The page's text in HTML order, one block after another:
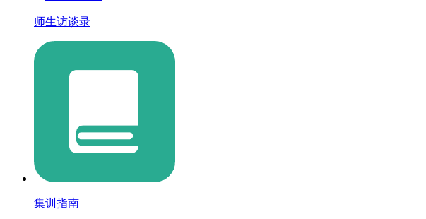
师生访谈录
集训指南